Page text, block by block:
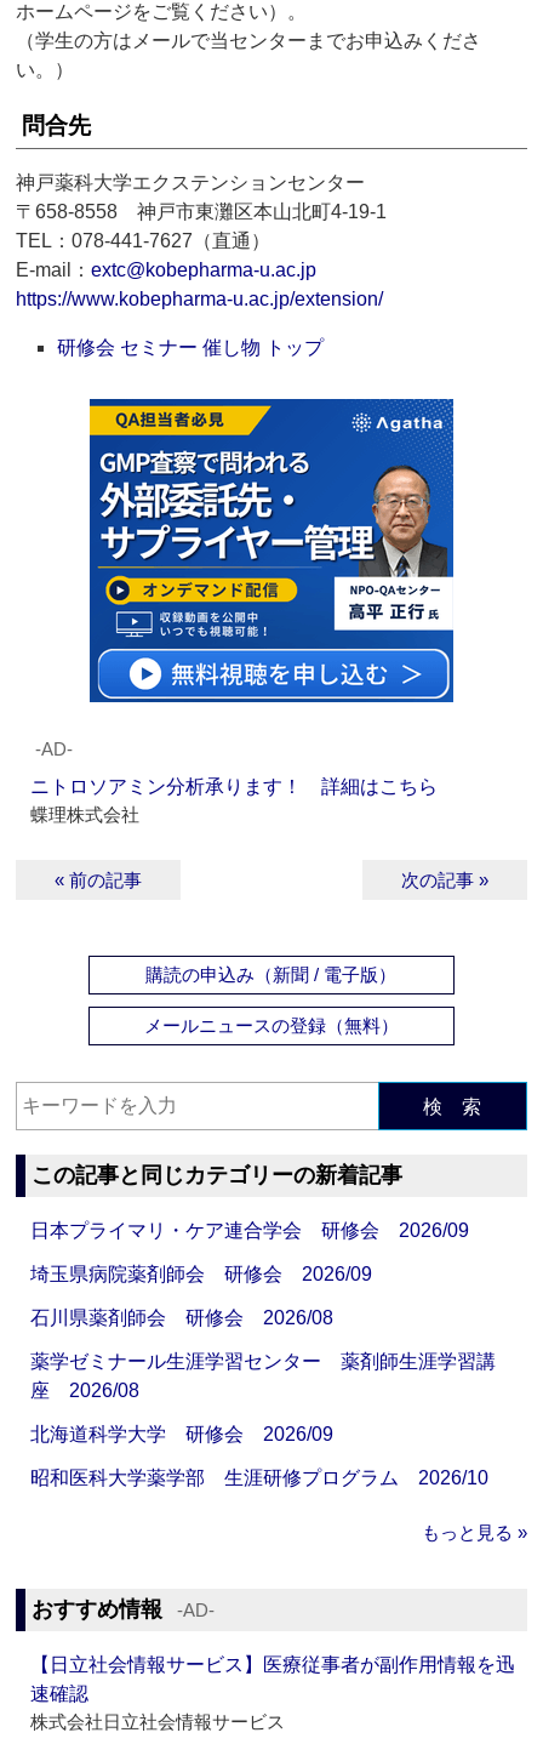
ホームページをご覧ください）。
（学生の方はメールで当センターまでお申込みくださ
い。）
問合先
神戸薬科大学エクステンションセンター
〒658-8558 神戸市東灘区本山北町4-19-1
TEL：078-441-7627（直通）
E-mail：extc@kobepharma-u.ac.jp
https://www.kobepharma-u.ac.jp/extension/
研修会 セミナー 催し物 トップ
‐AD‐
ニトロソアミン分析承ります！ 詳細はこちら
蝶理株式会社
« 前の記事 次の記事 »
購読の申込み（新聞 / 電子版）
メールニュースの登録（無料）
検 索
この記事と同じカテゴリーの新着記事
日本プライマリ・ケア連合学会 研修会 2026/09
埼玉県病院薬剤師会 研修会 2026/09
石川県薬剤師会 研修会 2026/08
薬学ゼミナール生涯学習センター 薬剤師生涯学習講
座 2026/08
北海道科学大学 研修会 2026/09
昭和医科大学薬学部 生涯研修プログラム 2026/10
もっと見る »
おすすめ情報 ‐AD‐
【日立社会情報サービス】医療従事者が副作用情報を迅
速確認
株式会社日立社会情報サービス